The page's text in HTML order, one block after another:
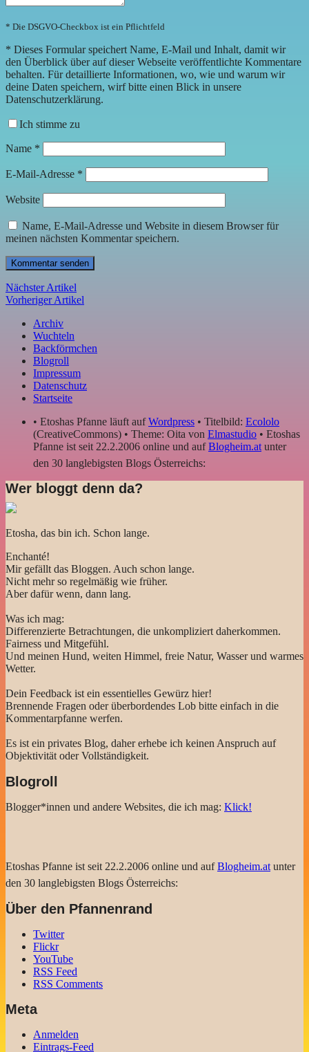
* Die DSGVO-Checkbox ist ein Pflichtfeld
* Dieses Formular speichert Name, E-Mail und Inhalt, damit wir
den Überblick über auf dieser Webseite veröffentlichte Kommentare
behalten. Für detaillierte Informationen, wo, wie und warum wir
deine Daten speichern, wirf bitte einen Blick in unsere
Datenschutzerklärung.
Ich stimme zu
Name *
E-Mail-Adresse *
Website
Name, E-Mail-Adresse und Website in diesem Browser für
meinen nächsten Kommentar speichern.
Nächster Artikel
Vorheriger Artikel
Archiv
Wuchteln
Backförmchen
Blogroll
Impressum
Datenschutz
Startseite
• Etoshas Pfanne läuft aufWordpress • Titelbild: Ecololo
(CreativeCommons) • Theme: Oita von Elmastudio • Etoshas
Pfanne ist seit 22.2.2006 online und aufBlogheim.at unter
den 30 langlebigsten Blogs Österreichs:
Wer bloggt denn da?
Etosha, das bin ich. Schon lange.
Enchanté!
Mir gefällt das Bloggen. Auch schon lange.
Nicht mehr so regelmäßig wie früher.
Aber dafür wenn, dann lang.
Was ich mag:
Differenzierte Betrachtungen, die unkompliziert daherkommen.
Fairness und Mitgefühl.
Und meinen Hund, weiten Himmel, freie Natur, Wasser und warmes
Wetter.
Dein Feedback ist ein essentielles Gewürz hier!
Brennende Fragen oder überbordendes Lob bitte einfach in die
Kommentarpfanne werfen.
Es ist ein privates Blog, daher erhebe ich keinen Anspruch auf
Objektivität oder Vollständigkeit.
Blogroll
Blogger*innen und andere Websites, die ich mag: Klick!
Etoshas Pfanne ist seit 22.2.2006 online und aufBlogheim.at unter
den 30 langlebigsten Blogs Österreichs:
Über den Pfannenrand
Twitter
Flickr
YouTube
RSS Feed
RSS Comments
Meta
Anmelden
Eintrags-Feed